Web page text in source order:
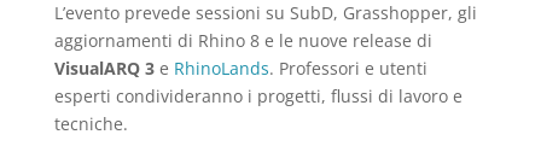
L’evento prevede sessioni su SubD, Grasshopper, gli
aggiornamenti di Rhino 8 e le nuove release di
VisualARQ 3e RhinoLands. Professori e utenti
esperti condivideranno i progetti, flussi di lavoro e
tecniche.